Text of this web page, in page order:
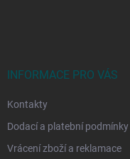
INFORMACE PRO VÁS
Kontakty
Dodací a platební podmínky
Vrácení zboží a reklamace